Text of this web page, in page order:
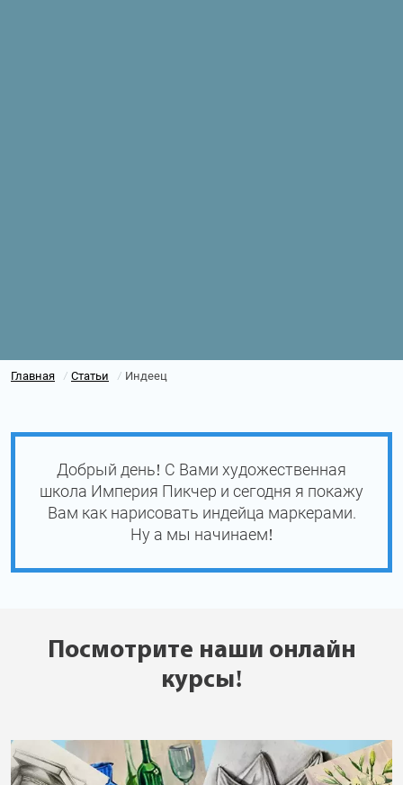
Главная / Статьи / Индеец
Добрый день! С Вами художественная
школа Империя Пикчер и сегодня я покажу
Вам как нарисовать индейца маркерами.
Ну а мы начинаем!
Посмотрите наши онлайн
курсы!